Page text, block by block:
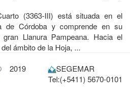
(3363-III) está situada en el
de Córdoba y comprende en su
Llanura Pampeana. Hacia el
ámbito de la Hoja, ...
2019
SEGEMAR
Tel:(+5411) 5670-0101